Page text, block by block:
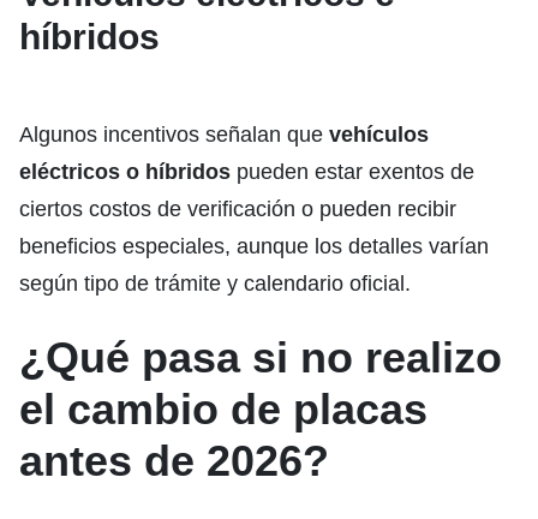
híbridos
Algunos incentivos señalan que vehículos
eléctricos o híbridos pueden estar exentos de
ciertos costos de verificación o pueden recibir
beneficios especiales, aunque los detalles varían
según tipo de trámite y calendario oficial.
¿Qué pasa si no realizo
el cambio de placas
antes de 2026?